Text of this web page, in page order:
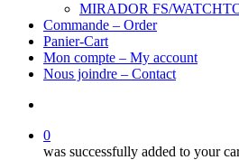
MIRADOR FS/
Commande – Order
Panier-Cart
Mon compte – My account
Nous joindre – Contact
0
was successfully added to your